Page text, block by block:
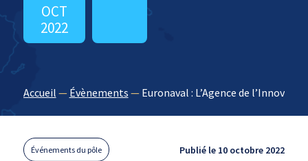
OCT
2022
Accueil — Évènements — Euronaval : L’Agence de
Événements du pôle Publié le 10 octobre 2022